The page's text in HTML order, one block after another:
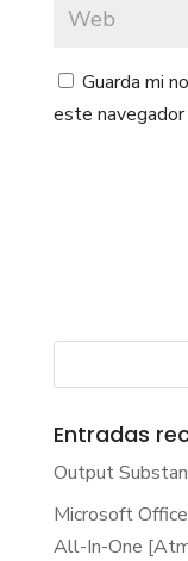
Guarda mi
este
Entradas
Output
Microsoft
All-In-One